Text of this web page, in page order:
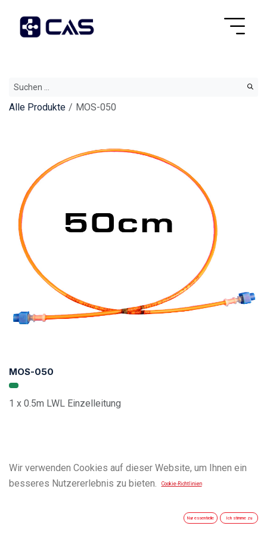
Alle Produkte MOS-050
MOS-050
1 x 0.5m LWL Einzelleitung
Wir verwenden Cookies auf dieser Website, um Ihnen ein
besseres Nutzererlebnis zu bieten.
Cookie-Richtlinien
Nur essentielle Ich stimme zu